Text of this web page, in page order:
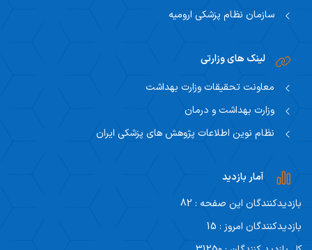
سازمان نظام پزشکی ارومیه
لینک های وزارتی
معاونت تحقیقات وزارت بهداشت
وزارت بهداشت و درمان
نظام نوین اطلاعات پژوهش های پزشکی ایران
آمار بازدید
بازدیدکنندگان این صفحه : 82
بازدیدکنندگان امروز : 15